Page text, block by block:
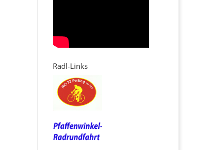
Radl-Links